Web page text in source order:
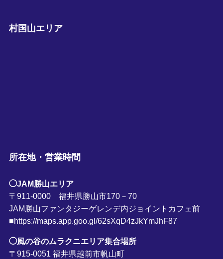
村国山エリア
所在地・営業時間
◯JAM勝山エリア
〒911-0000 福井県勝山市170－70
JAM勝山ファンタジーゲレンデ内ジョイントカフェ前
■https://maps.app.goo.gl/62sXqD4zJkYmJhF87
◯風の谷のムラクニエリア集合場所
〒915-0051 福井県越前市帆山町